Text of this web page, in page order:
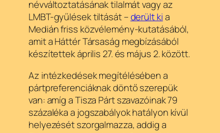
névváltoztatásának tilalmát vagy az
LMBT-gyűlések tiltását –derült kia
Medián friss közvélemény-kutatásából,
amit a Háttér Társaság megbízásából
készítettek április 27. és május 2. között.
Az intézkedések megítélésében a
pártpreferenciáknak döntő szerepük
van: amíg a Tisza Párt szavazóinak 79
százaléka a jogszabályok hatályon kívül
helyezését szorgalmazza, addig a